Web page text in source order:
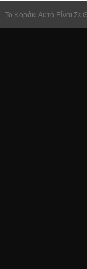
Το Κοράκι Αυτό Είναι